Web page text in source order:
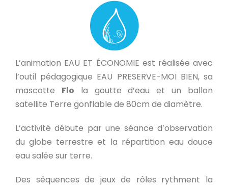
L’animation EAU ET ÉCONOMIE est réalisée avec
l’outil pédagogique EAU PRESERVE-MOI BIEN, sa
mascotte Flo la goutte d’eau et un ballon
satellite Terre gonflable de 80cm de diamètre.
L’activité débute par une séance d’observation
du globe terrestre et la répartition eau douce
eau salée sur terre.
Des séquences de jeux de rôles rythment la